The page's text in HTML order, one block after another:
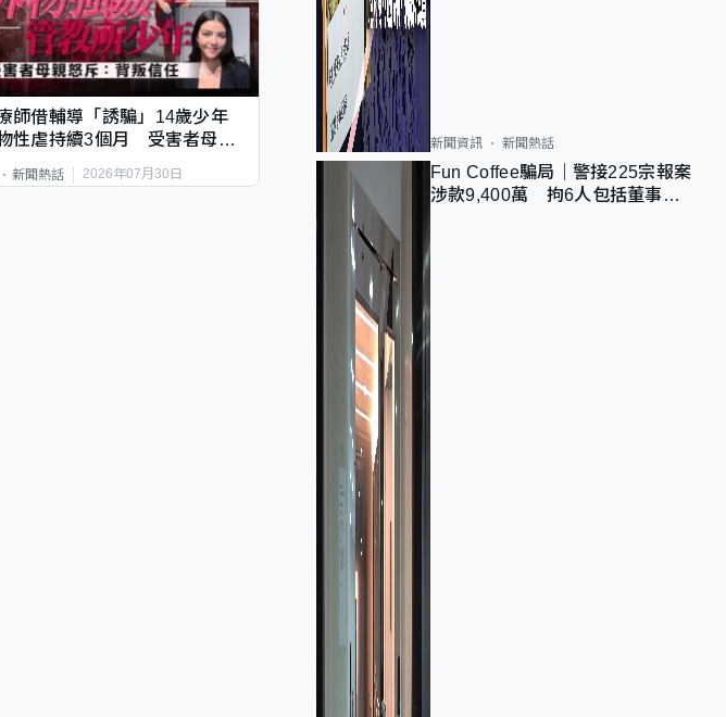
師借輔導「誘騙」14歲少年
性虐持續3個月 受害者母：
新聞熱話 2026年07月30日
新聞資訊 新聞熱話
Fun Coffee騙局｜警接225宗報案
涉款9,400萬 拘6人包括董事股